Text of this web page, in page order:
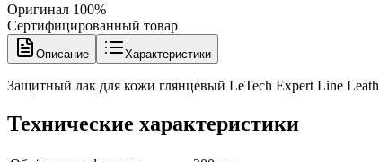
Оригинал 100%
Сертифицированный товар
Описание Характеристики
Защитный лак для кожи глянцевый LeTech Expert Line
Технические характеристики